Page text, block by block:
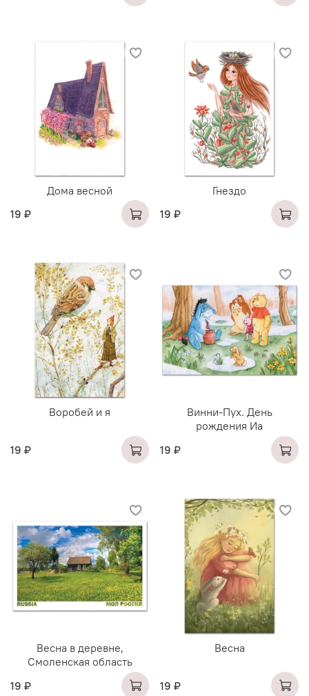
Дома весной
19 ₽
Гнездо
19 ₽
Воробей и я
19 ₽
Винни-Пух. День
рождения Иа
19 ₽
Весна в деревне,
Смоленская область
19 ₽
Весна
19 ₽